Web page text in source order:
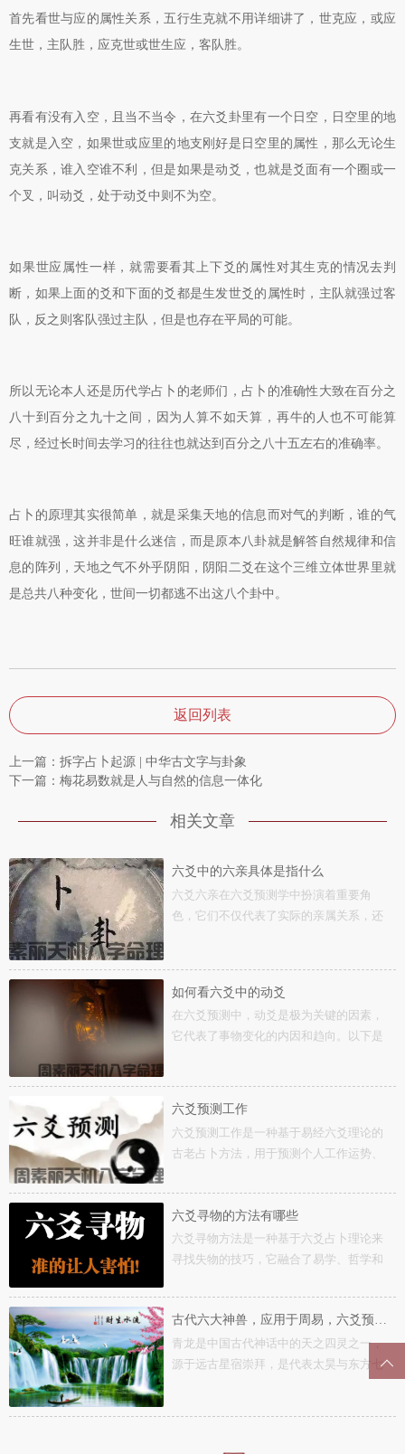
首先看世与应的属性关系，五行生克就不用详细讲了，世克应，或应
生世，主队胜，应克世或世生应，客队胜。
再看有没有入空，且当不当令，在六爻卦里有一个日空，日空里的地
支就是入空，如果世或应里的地支刚好是日空里的属性，那么无论生
克关系，谁入空谁不利，但是如果是动爻，也就是爻面有一个圈或一
个叉，叫动爻，处于动爻中则不为空。
如果世应属性一样，就需要看其上下爻的属性对其生克的情况去判
断，如果上面的爻和下面的爻都是生发世爻的属性时，主队就强过客
队，反之则客队强过主队，但是也存在平局的可能。
所以无论本人还是历代学占卜的老师们，占卜的准确性大致在百分之
八十到百分之九十之间，因为人算不如天算，再牛的人也不可能算
尽，经过长时间去学习的往往也就达到百分之八十五左右的准确率。
占卜的原理其实很简单，就是采集天地的信息而对气的判断，谁的气
旺谁就强，这并非是什么迷信，而是原本八卦就是解答自然规律和信
息的阵列，天地之气不外乎阴阳，阴阳二爻在这个三维立体世界里就
是总共八种变化，世间一切都逃不出这八个卦中。
返回列表
上一篇：拆字占卜起源 | 中华古文字与卦象
下一篇：​梅花易数就是人与自然的信息一体化
相关文章
六爻中的六亲具体是指什么
六爻六亲在六爻预测学中扮演着重要角
色，它们不仅代表了实际的亲属关系，还
如何看六爻中的动爻
在六爻预测中，动爻是极为关键的因素，
它代表了事物变化的内因和趋向。以下是
六爻预测工作
六爻预测工作是一种基于易经六爻理论的
古老占卜方法，用于预测个人工作运势、
六爻寻物的方法有哪些
六爻寻物方法是一种基于六爻占卜理论来
寻找失物的技巧，它融合了易学、哲学和
古代六大神兽，应用于周易，六爻预测中的六兽
青龙是中国古代神话中的天之四灵之一，
源于远古星宿崇拜，是代表太昊与东方七